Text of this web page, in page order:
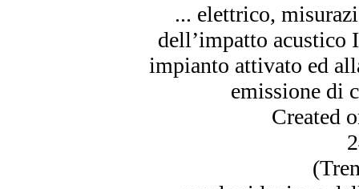
... elettrico,
dell’impatto acustico
impianto attivato ed
emissione di
Created